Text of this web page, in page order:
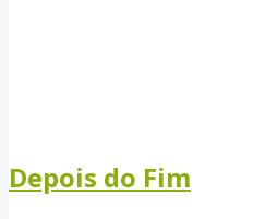
Depois do Fim